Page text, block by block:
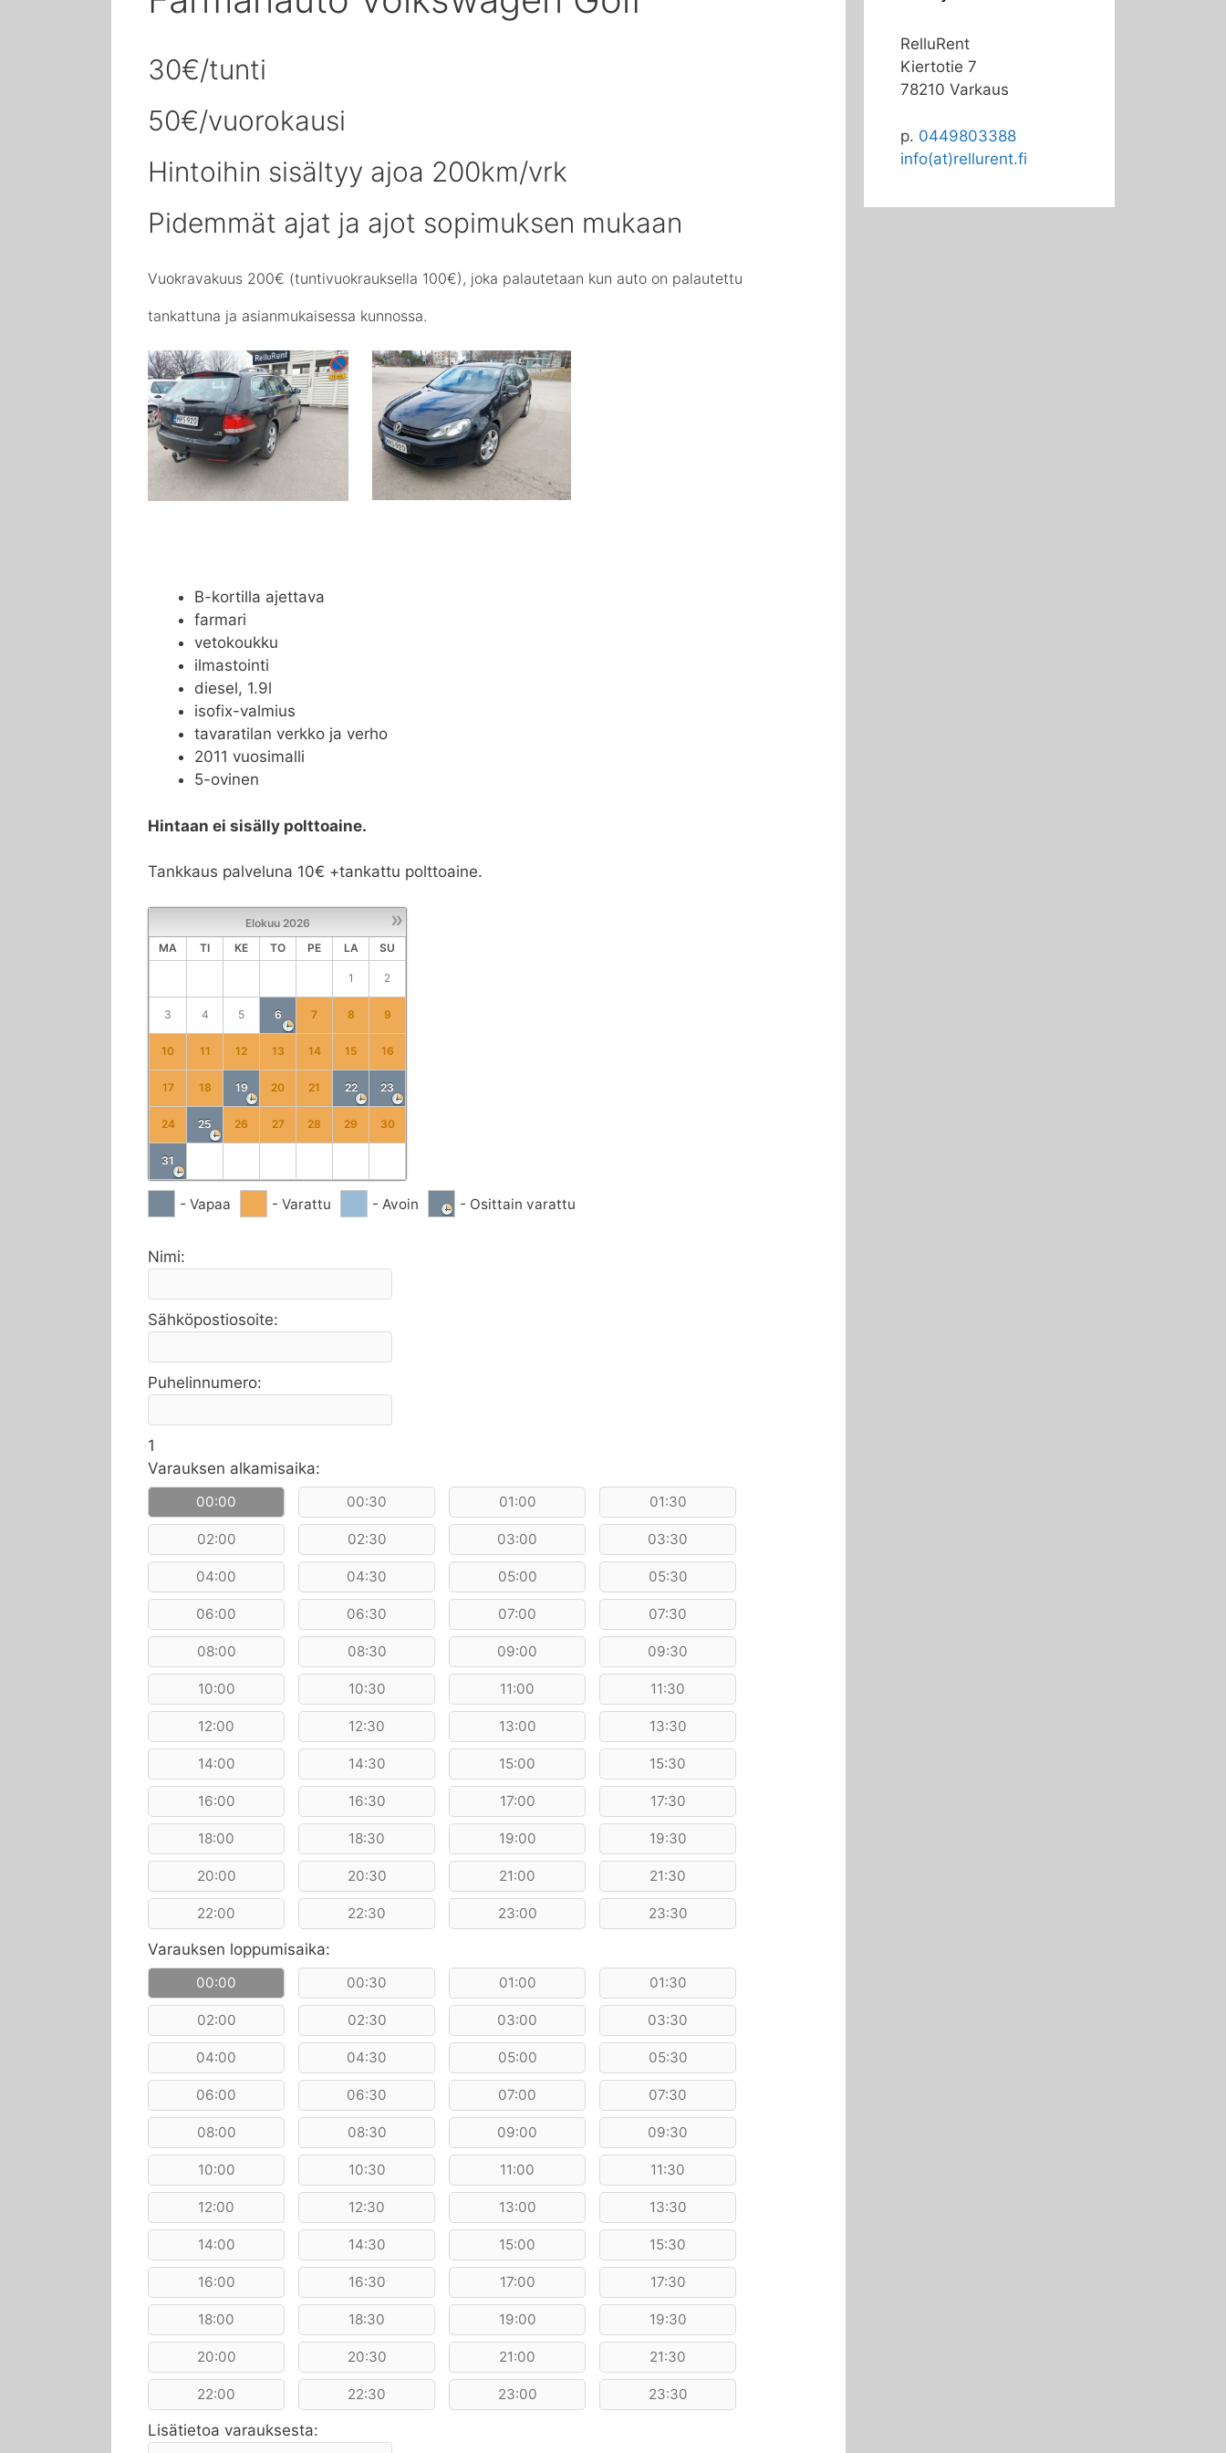
30€/tunti
50€/vuorokausi
Hintoihin sisältyy ajoa 200km/vrk
Pidemmät ajat ja ajot sopimuksen mukaan
Vuokravakuus 200€ (tuntivuokrauksella 100€), joka palautetaan kun auto on palautettu
tankattuna ja asianmukaisessa kunnossa.
B-kortilla ajettava
farmari
vetokoukku
ilmastointi
diesel, 1.9l
isofix-valmius
tavaratilan verkko ja verho
2011 vuosimalli
5-ovinen
Hintaan ei sisälly polttoaine.
Tankkaus palveluna 10€ +tankattu polttoaine.
»
Elokuu 2026
MA
TI KE TO PE LA SU
1 2
3 4 5 6 7 8 9
10 11 12 13 14 15 16
17 18 19 20 21 22 23
24 25 26 27 28 29 30
31
- Vapaa - Varattu - Avoin - Osittain varattu
Nimi:
Sähköpostiosoite:
Puhelinnumero:
1
Varauksen alkamisaika:
00:00 00:30 01:00 01:30
02:00 02:30 03:00 03:30
04:00 04:30 05:00 05:30
06:00 06:30 07:00 07:30
08:00 08:30 09:00 09:30
10:00 10:30 11:00 11:30
12:00 12:30 13:00 13:30
14:00 14:30 15:00 15:30
16:00 16:30 17:00 17:30
18:00 18:30 19:00 19:30
20:00 20:30 21:00 21:30
22:00 22:30 23:00 23:30
Varauksen loppumisaika:
00:00 00:30 01:00 01:30
02:00 02:30 03:00 03:30
04:00 04:30 05:00 05:30
06:00 06:30 07:00 07:30
08:00 08:30 09:00 09:30
10:00 10:30 11:00 11:30
12:00 12:30 13:00 13:30
14:00 14:30 15:00 15:30
16:00 16:30 17:00 17:30
18:00 18:30 19:00 19:30
20:00 20:30 21:00 21:30
22:00 22:30 23:00 23:30
Lisätietoa varauksesta:
RelluRent
Kiertotie 7
78210 Varkaus
p. 0449803388
info(at)rellurent.fi